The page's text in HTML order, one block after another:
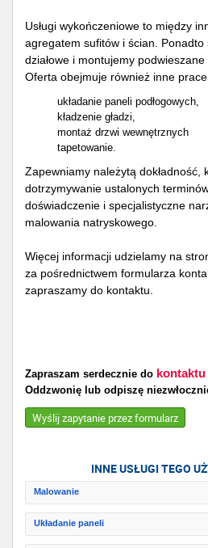
Usługi wykończeniowe to między
agregatem sufitów i ścian. Ponadto
działowe i montujemy
Oferta obejmuje również inne
układanie paneli podłogowych,
kładzenie gładzi,
montaż drzwi wewnętrznych
tapetowanie.
Zapewniamy należytą dokładność,
dotrzymywanie ustalonych
doświadczenie i specjalistyczne
malowania natryskowego.
Więcej informacji udzielamy na
za pośrednictwem formularza
zapraszamy do kontaktu.
Zapraszam serdecznie do
Oddzwonię lub odpiszę
Wyślij zapytanie przez formularz
INNE USŁUGI TEGO
Malowanie
Układanie paneli